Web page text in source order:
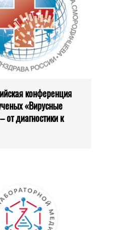
конференция
«Вирусные
от диагностики к